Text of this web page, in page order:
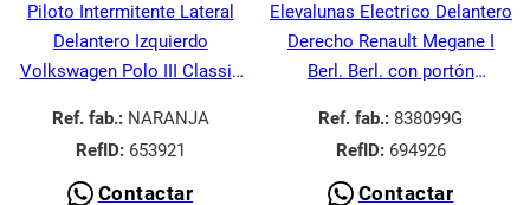
Piloto Intermitente Lateral
Delantero Izquierdo
Volkswagen Polo III Classic
Ref. fab.:NARANJA
RefID:653921
Contactar
Elevalunas Electrico Delantero
Derecho Renault Megane I
Berl. Berl. con portón
Ref. fab.: 838099G
RefID:694926
Contactar